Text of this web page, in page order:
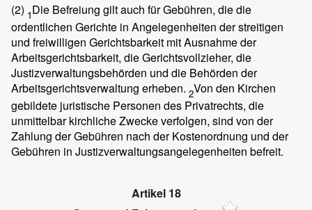
(2) 1Die Befreiung gilt auch für Gebühren, die die
ordentlichen Gerichte in Angelegenheiten der streitigen
und freiwilligen Gerichtsbarkeit mit Ausnahme der
Arbeitsgerichtsbarkeit, die Gerichtsvollzieher, die
Justizverwaltungsbehörden und die Behörden der
Arbeitsgerichtsverwaltung erheben. 2Von den Kirchen
gebildete juristische Personen des Privatrechts, die
unmittelbar kirchliche Zwecke verfolgen, sind von der
Zahlung der Gebühren nach der Kostenordnung und der
Gebühren in Justizverwaltungsangelegenheiten befreit.
Artikel 18